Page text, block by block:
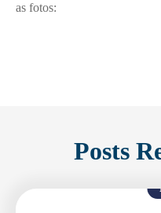
as fotos:
Posts